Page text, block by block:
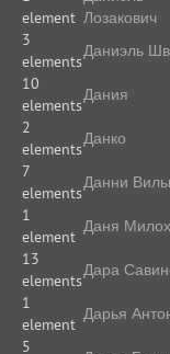
element
3
elements
10
elements
2
elements
7
elements
1
element
13
elements
1
element
5
Лозакович
Даниэль
Дания
Данко
Данни
Даня
Дара
Дарья